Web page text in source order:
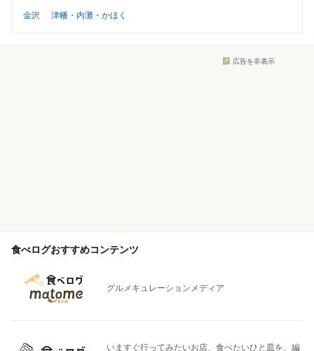
金沢 津幡・内灘・かほく
広告を非表示
食べログおすすめコンテンツ
グルメキュレーションメディア
いますぐ行ってみたいお店、食べたいひと皿を、編